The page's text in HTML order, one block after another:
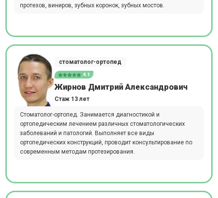
протезов, виниров, зубных коронок, зубных мостов.
стоматолог-ортопед
4.1
Жирнов Дмитрий Александрович
Стаж 13 лет
Стоматолог-ортопед. Занимается диагностикой и
ортопедическим лечением различных стоматологических
заболеваний и патологий. Выполняет все виды
ортопедических конструкций, проводит консультирование по
современным методам протезирования.